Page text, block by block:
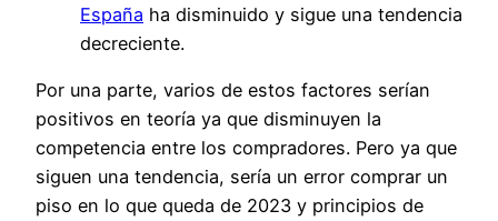
España ha disminuido y sigue una tendencia
decreciente.
Por una parte, varios de estos factores serían
positivos en teoría ya que disminuyen la
competencia entre los compradores. Pero ya que
siguen una tendencia, sería un error comprar un
piso en lo que queda de 2023 y principios de